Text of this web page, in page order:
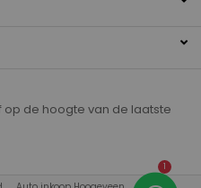
de hoogte van de laatste
1